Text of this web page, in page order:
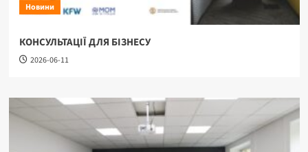
Новини
КОНСУЛЬТАЦІЇ ДЛЯ БІЗНЕСУ
2026-06-11